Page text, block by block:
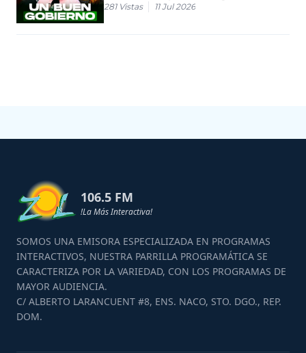
281 Vistas 11 Jul 2026
106.5 FM
!La Más Interactiva!
SOMOS UNA EMISORA ESPECIALIZADA EN PROGRAMAS
INTERACTIVOS, NUESTRA PARRILLA PROGRAMÁTICA SE
CARACTERIZA POR LA VARIEDAD, CON LOS PROGRAMAS DE
MAYOR AUDIENCIA.
C/ ALBERTO LARANCUENT #8, ENS. NACO, STO. DGO., REP.
DOM.